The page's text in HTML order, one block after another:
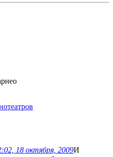
18 октября, 2009И